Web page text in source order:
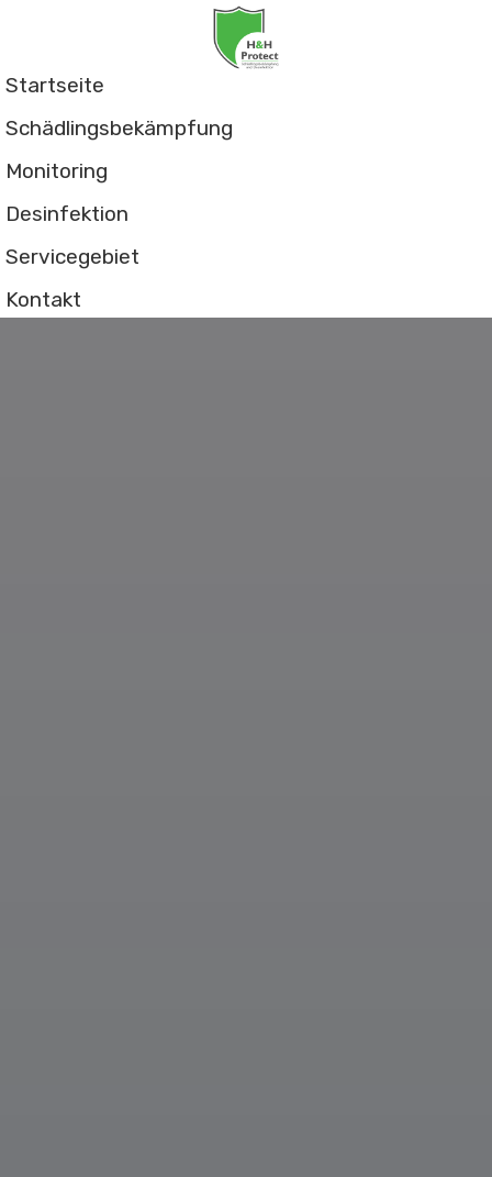
Startseite
Schädlingsbekämpfung
Monitoring
Desinfektion
Servicegebiet
Kontakt